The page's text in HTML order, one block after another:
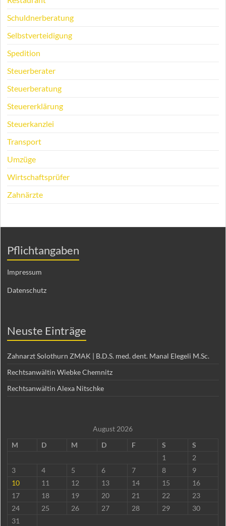
Schuldnerberatung
Selbstverteidigung
Spedition
Steuerberater
Steuerberatung
Steuererklärung
Steuerkanzlei
Transport
Umzüge
Wirtschaftsprüfer
Zahnärzte
Pflichtangaben
Impressum
Datenschutz
Neuste Einträge
Zahnarzt Solothurn ZMAK | B.D.S. med. dent. Manal Elegeli M.Sc.
Rechtsanwältin Wiebke Chemnitz
Rechtsanwältin Alexa Nitschke
August 2026
M
D M D F S
S
1
2
3
4 5 6 7 8
9
10
11 12 13 14 15
16
17
18 19 20 21 22
23
24
25 26 27 28 29
30
31